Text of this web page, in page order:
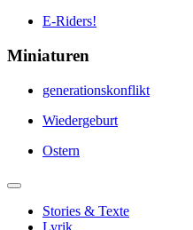
E-Riders!
Miniaturen
generationskonflikt
Wiedergeburt
Ostern
Stories & Texte
Lyrik